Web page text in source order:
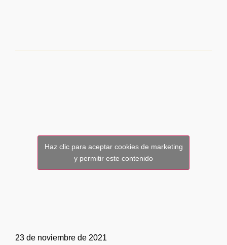
Haz clic para aceptar cookies de marketing
y permitir este contenido
23 de noviembre de 2021